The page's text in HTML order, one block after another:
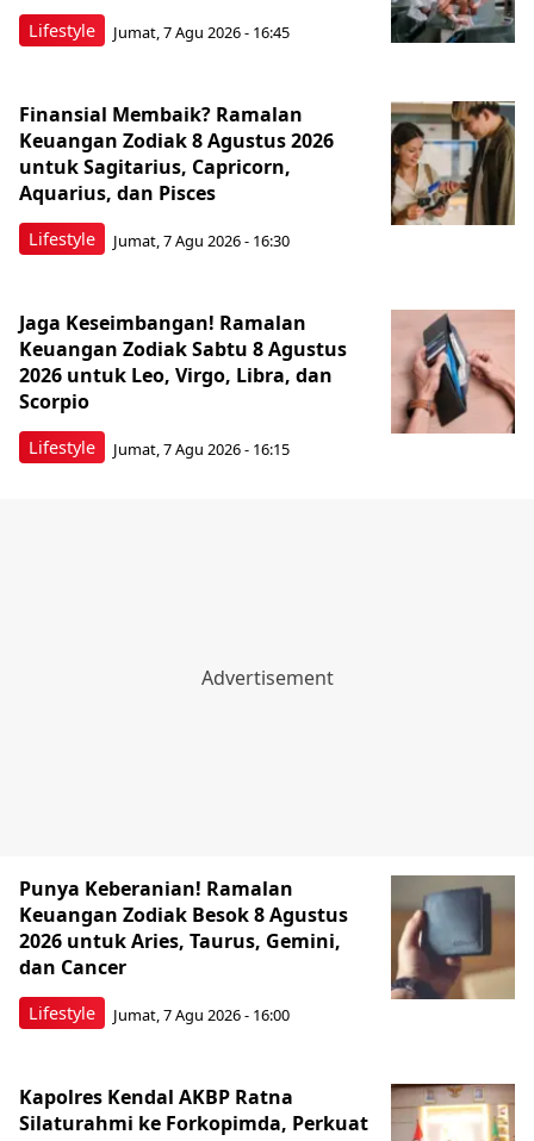
Lifestyle Jumat, 7 Agu 2026 - 16:45
Lifestyle
Finansial Membaik? Ramalan
Keuangan Zodiak 8 Agustus 2026
untuk Sagitarius, Capricorn,
Aquarius, dan Pisces
Jumat, 7 Agu 2026 - 16:30
Lifestyle
Jaga Keseimbangan! Ramalan
Keuangan Zodiak Sabtu 8 Agustus
2026 untuk Leo, Virgo, Libra, dan
Scorpio
Jumat, 7 Agu 2026 - 16:15
Lifestyle
Punya Keberanian! Ramalan
Keuangan Zodiak Besok 8 Agustus
2026 untuk Aries, Taurus, Gemini,
dan Cancer
Jumat, 7 Agu 2026 - 16:00
Kapolres Kendal AKBP Ratna
Silaturahmi ke Forkopimda, Perkuat